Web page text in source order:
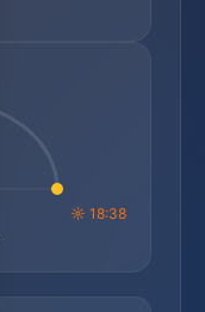
☼ 18:38